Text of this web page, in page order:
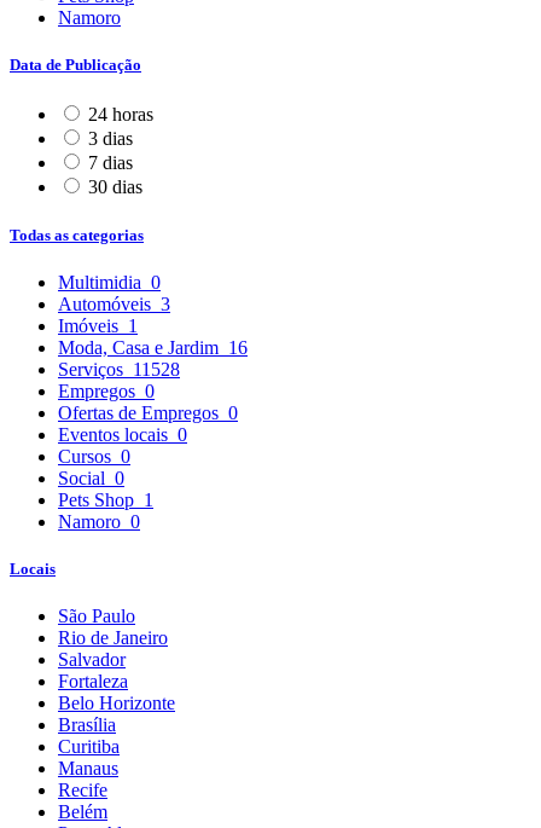
Namoro
Data de Publicação
24 horas
3 dias
7 dias
30 dias
Todas as categorias
Multimidia 0
Automóveis 3
Imóveis 1
Moda, Casa e Jardim 16
Serviços 11528
Empregos 0
Ofertas de Empregos 0
Eventos locais 0
Cursos 0
Social 0
Pets Shop 1
Namoro 0
Locais
São Paulo
Rio de Janeiro
Salvador
Fortaleza
Belo Horizonte
Brasília
Curitiba
Manaus
Recife
Belém